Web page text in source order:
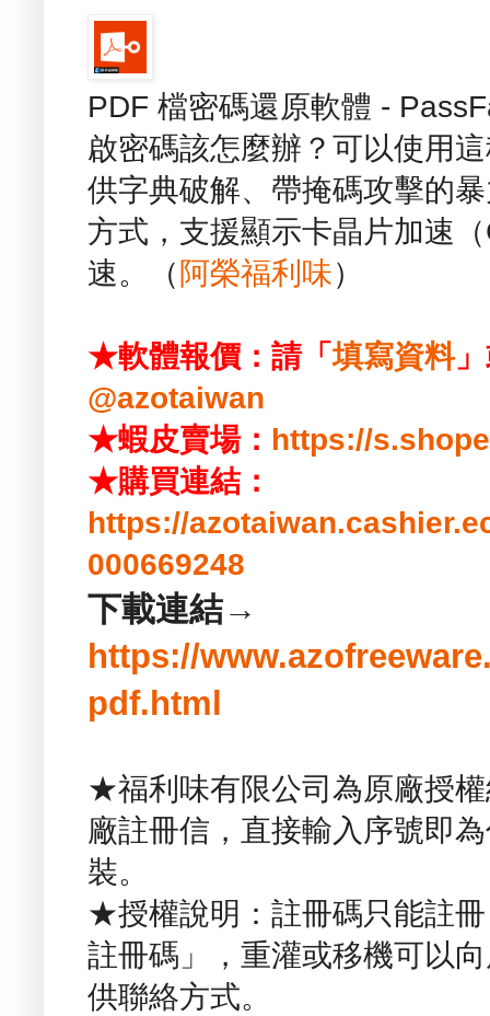
PDF 檔密碼還原軟體 -
啟密碼該怎麼辦？可以使用
供字典破解、帶掩碼攻擊的
方式，支援顯示卡晶片加速
速。（ 阿榮福利味）
★軟體報價：請「填寫資料
@azotaiwan
★蝦皮賣場： https://
★購買連結：
https://
000669248
下載連結→
https://
pdf.html
★福利味有限公司為原廠授
廠註冊信，直接輸入序號即
裝。
★授權說明：註冊碼只能註
註冊碼」，重灌或移機可以
供聯絡方式。